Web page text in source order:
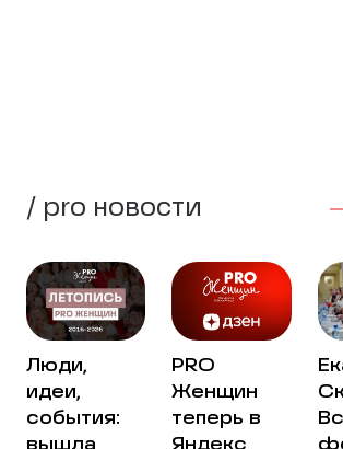
/ pro новости
Люди,
идеи,
события:
вышла
PRO
Женщин
теперь в
Яндекс